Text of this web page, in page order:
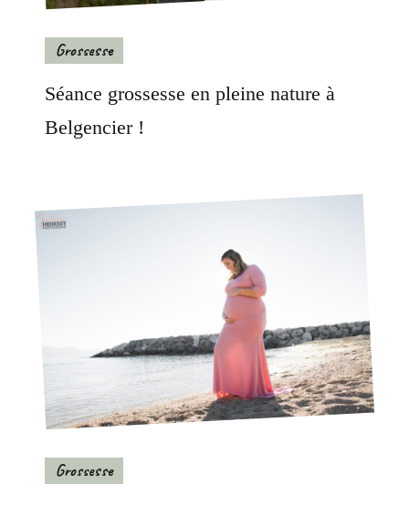
Grossesse
Séance grossesse en pleine nature à
Belgencier !
Grossesse